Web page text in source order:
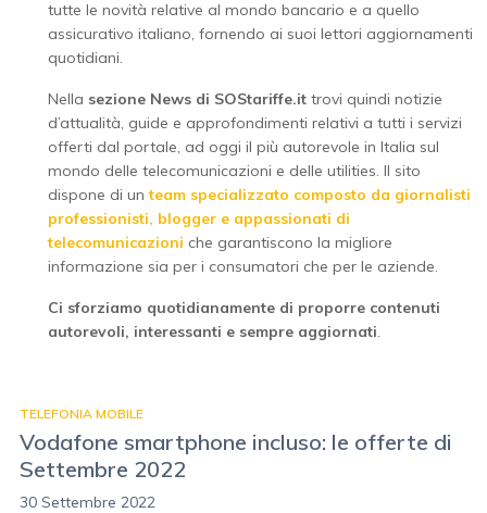
tutte le novità relative al mondo bancario e a quello
assicurativo italiano, fornendo ai suoi lettori aggiornamenti
quotidiani.
Nella sezione News di SOStariffe.it trovi quindi notizie
d’attualità, guide e approfondimenti relativi a tutti i servizi
offerti dal portale, ad oggi il più autorevole in Italia sul
mondo delle telecomunicazioni e delle utilities. Il sito
dispone di unteam specializzato composto da giornalisti
professionisti, blogger e appassionati di
telecomunicazioni che garantiscono la migliore
informazione sia per i consumatori che per le aziende.
Ci sforziamo quotidianamente di proporre contenuti
autorevoli, interessanti e sempre aggiornati.
TELEFONIA MOBILE
Vodafone smartphone incluso: le offerte di
Settembre 2022
30 Settembre 2022